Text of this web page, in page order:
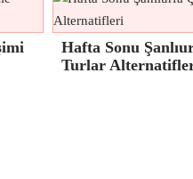
Hafta Sonu
Turlar